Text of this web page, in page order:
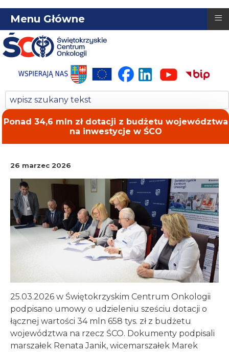
Menu Główne ≡
Ponad 34,6 mln zł dotacji z budżetu województwa
na inwestycje w ŚCO
26 marzec 2026
25.03.2026 w Świętokrzyskim Centrum Onkologii
podpisano umowy o udzieleniu sześciu dotacji o
łącznej wartości 34 mln 658 tys. zł z budżetu
województwa na rzecz ŚCO. Dokumenty podpisali
marszałek Renata Janik, wicemarszałek Marek